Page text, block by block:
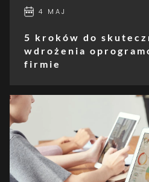
4 MAJ
5 kroków do skutecznego
wdrożenia
firmie